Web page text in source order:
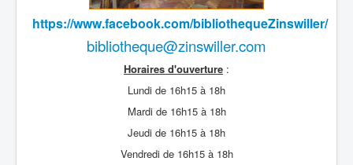
https://www.facebook.com/bibliothequeZinswiller/
bibliotheque@zinswiller.com
Horaires d'ouverture :
Lundi de 16h15 à 18h
Mardi de 16h15 à 18h
Jeudi de 16h15 à 18h
Vendredi de 16h15 à 18h